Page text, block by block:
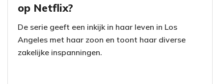
op Netflix?
De serie geeft een inkijk in haar leven in Los
Angeles met haar zoon en toont haar diverse
zakelijke inspanningen.